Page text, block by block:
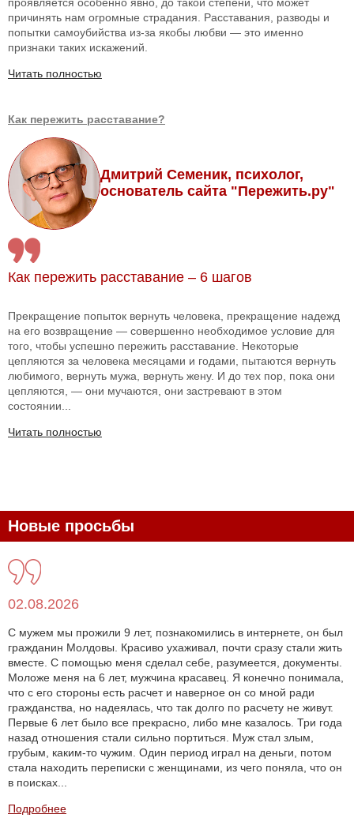
причинять нам огромные страдания. Расставания, разводы и
попытки самоубийства из-за якобы любви — это именно
признаки таких искажений.
Читать полностью
Как пережить расставание?
Дмитрий Семеник, психолог,
основатель сайта "Пережить.ру"
Как пережить расставание – 6 шагов
Прекращение попыток вернуть человека, прекращение надежд
на его возвращение — совершенно необходимое условие для
того, чтобы успешно пережить расставание. Некоторые
цепляются за человека месяцами и годами, пытаются вернуть
любимого, вернуть мужа, вернуть жену. И до тех пор, пока они
цепляются, — они мучаются, они застревают в этом
состоянии...
Читать полностью
Новые просьбы
02.08.2026
С мужем мы прожили 9 лет, познакомились в интернете, он был
гражданин Молдовы. Красиво ухаживал, почти сразу стали жить
вместе. С помощью меня сделал себе, разумеется, документы.
Моложе меня на 6 лет, мужчина красавец. Я конечно понимала,
что с его стороны есть расчет и наверное он со мной ради
гражданства, но надеялась, что так долго по расчету не живут.
Первые 6 лет было все прекрасно, либо мне казалось. Три года
назад отношения стали сильно портиться. Муж стал злым,
грубым, каким-то чужим. Один период играл на деньги, потом
стала находить переписки с женщинами, из чего поняла, что он
в поисках...
Подробнее